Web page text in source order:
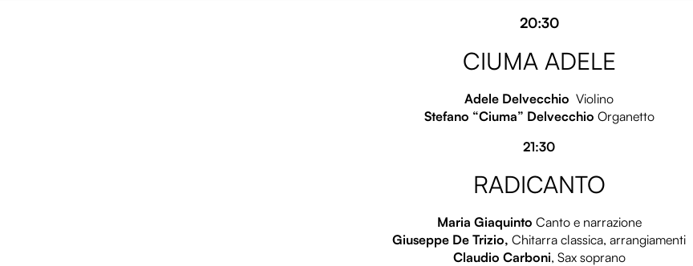
20:30
CIUMA ADELE
Adele Delvecchio Violino
Stefano “Ciuma” Delvecchio Organetto
21:30
RADICANTO
Maria Giaquinto Canto e narrazione
Giuseppe De Trizio, Chitarra classica, arrangiamenti
Claudio Carboni, Sax soprano